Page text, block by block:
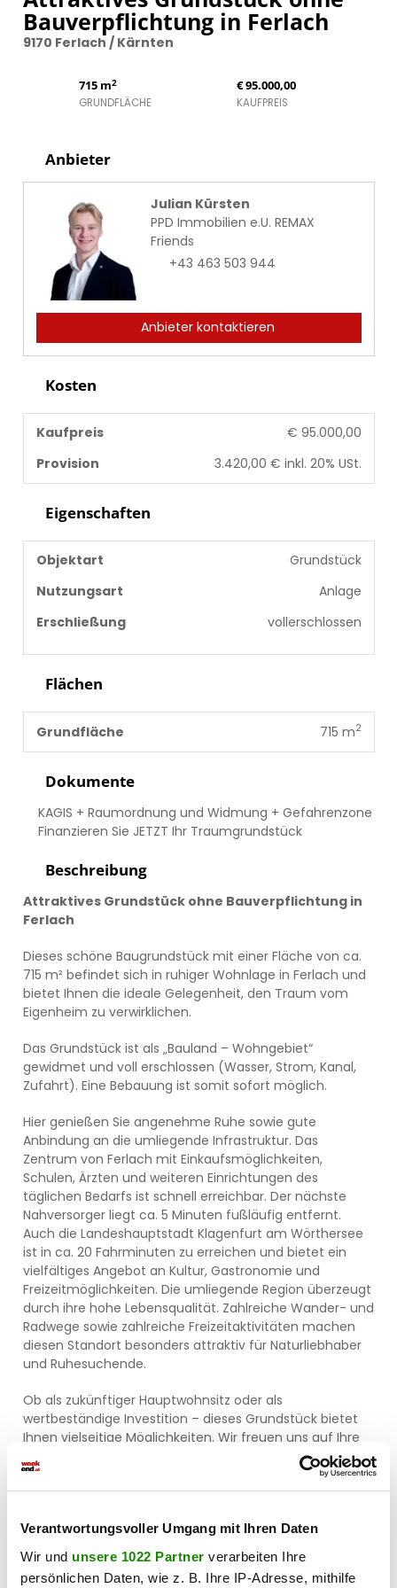
Verantwortungsvoller Umgang mit Ihren Daten
Wir und unsere 1022 Partner verarbeiten Ihre
persönlichen Daten, wie z. B. Ihre IP-Adresse, mithilfe
Bauverpflichtung in Ferlach
9170 Ferlach / Kärnten
715 m2
GRUNDFLÄCHE
€ 95.000,00
KAUFPREIS
Beschreibung
Attraktives Grundstück ohne Bauverpflichtung in
Ferlach
Dieses schöne Baugrundstück mit einer Fläche von ca.
715 m² befindet sich in ruhiger Wohnlage in Ferlach und
bietet Ihnen die ideale Gelegenheit, den Traum vom
Eigenheim zu verwirklichen.
Das Grundstück ist als „Bauland – Wohngebiet“
gewidmet und voll erschlossen (Wasser, Strom, Kanal,
Zufahrt). Eine Bebauung ist somit sofort möglich.
Hier genießen Sie angenehme Ruhe sowie gute
Anbindung an die umliegende Infrastruktur. Das
Zentrum von Ferlach mit Einkaufsmöglichkeiten,
Schulen, Ärzten und weiteren Einrichtungen des
täglichen Bedarfs ist schnell erreichbar. Der nächste
Nahversorger liegt ca. 5 Minuten fußläufig entfernt.
Auch die Landeshauptstadt Klagenfurt am Wörthersee
ist in ca. 20 Fahrminuten zu erreichen und bietet ein
vielfältiges Angebot an Kultur, Gastronomie und
Freizeitmöglichkeiten. Die umliegende Region überzeugt
durch ihre hohe Lebensqualität. Zahlreiche Wander- und
Radwege sowie zahlreiche Freizeitaktivitäten machen
diesen Standort besonders attraktiv für Naturliebhaber
und Ruhesuchende.
Ob als zukünftiger Hauptwohnsitz oder als
wertbeständige Investition – dieses Grundstück bietet
Ihnen vielseitige Möglichkeiten. Wir freuen uns auf Ihre
Benötigen Sie Unterstützung bei der Finanzierung Ihres
unabhängigen Finanzierungsanbietern und können
Ihnen gerne den Kontakt vermitteln, sodass Sie schnell,
einfach und unverbindlich Finanzierungsvorschläge
Anbieter
Julian Kürsten
PPD Immobilien e.U. REMAX
Friends
+43 463 503 944
Anbieter kontaktieren
Kosten
Kaufpreis
€ 95.000,00
Provision
3.420,00 € inkl. 20% USt.
Eigenschaften
Objektart
Grundstück
Nutzungsart
Anlage
Erschließung
vollerschlossen
Flächen
Grundfläche 715 m2
Dokumente
KAGIS + Raumordnung und Widmung + Gefahrenzone
Finanzieren Sie JETZT Ihr Traumgrundstück